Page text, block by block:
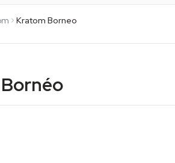
Kratom Borneo